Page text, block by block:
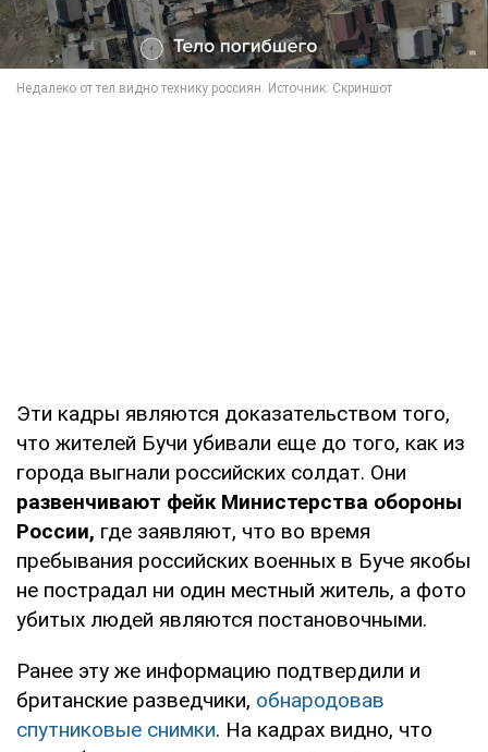
Эти кадры являются доказательством того,
что жителей Бучи убивали еще до того, как из
города выгнали российских солдат. Они
развенчивают фейк Министерства обороны
России, где заявляют, что во время
пребывания российских военных в Буче якобы
не пострадал ни один местный житель, а фото
убитых людей являются постановочными.
Ранее эту же информацию подтвердили и
британские разведчики, обнародовав
спутниковые снимки. На кадрах видно, что